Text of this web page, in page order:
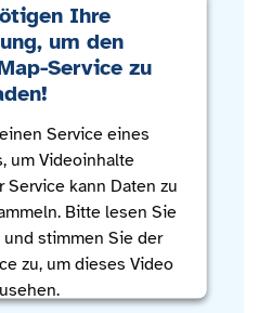
Ihre
um den
Service zu
Service eines
um Videoinhalte
kann Daten zu
Bitte lesen Sie
stimmen Sie der
zu, um dieses Video